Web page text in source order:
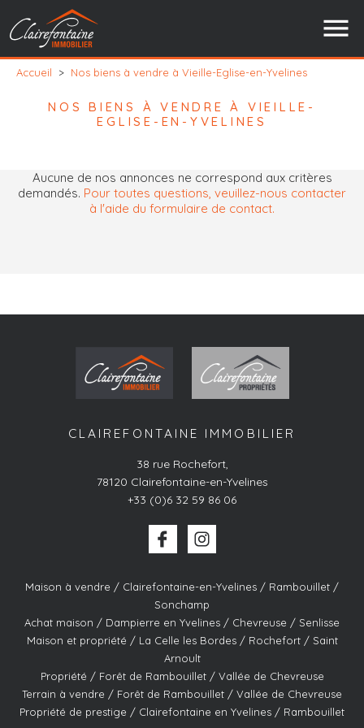
Accueil > Nos biens à vendre à Vieille-Eglise-en-Yvelines
NOS BIENS À VENDRE À VIEILLE-
EGLISE-EN-YVELINES
Aucune de nos annonces ne correspond aux critères
demandés. Pour toutes questions, veuillez-nous contacter
à l'aide du formulaire de contact.
CLAIREFONTAINE IMMOBILIER
38 rue Rochefort,
78120 Clairefontaine-en-Yvelines
+33 (0)6 32 59 86 06
Maison à vendre / Clairefontaine-en-Yvelines / Rambouillet /
Sonchamp
Achat maison / Dampierre en Yvelines / Chevreuse / Senlisse
Maison et propriété / La Celle les Bordes / Rochefort / Saint
Arnoult
Propriété / Forêt de Rambouillet / Vallée de Chevreuse
Terrain à vendre / Forêt de Rambouillet / Vallée de Chevreuse
Propriété de prestige / Clairefontaine en Yvelines / Rambouillet